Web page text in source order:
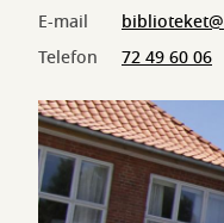
E-mail
Telefon
72 49 60 06